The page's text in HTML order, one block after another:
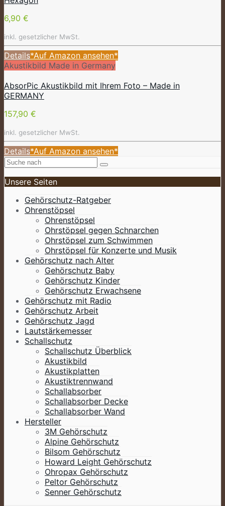
6,90 €
inkl. gesetzlicher MwSt.
Details*Auf Amazon ansehen*
Akustikbild Made in Germany
AbsorPic Akustikbild mit Ihrem Foto – Made in
GERMANY
157,90 €
inkl. gesetzlicher MwSt.
Details*Auf Amazon ansehen*
Unsere Seiten
Gehörschutz-Ratgeber
Ohrenstöpsel
Ohrenstöpsel
Ohrstöpsel gegen Schnarchen
Ohrstöpsel zum Schwimmen
Ohrstöpsel für Konzerte und Musik
Gehörschutz nach Alter
Gehörschutz Baby
Gehörschutz Kinder
Gehörschutz Erwachsene
Gehörschutz mit Radio
Gehörschutz Arbeit
Gehörschutz Jagd
Lautstärkemesser
Schallschutz
Schallschutz Überblick
Akustikbild
Akustikplatten
Akustiktrennwand
Schallabsorber
Schallabsorber Decke
Schallabsorber Wand
Hersteller
3M Gehörschutz
Alpine Gehörschutz
Bilsom Gehörschutz
Howard Leight Gehörschutz
Ohropax Gehörschutz
Peltor Gehörschutz
Senner Gehörschutz